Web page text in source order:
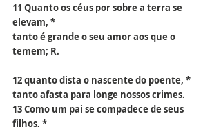
11 Quanto os céus por sobre a terra se
elevam, *
tanto é grande o seu amor aos que o
temem; R.
12 quanto dista o nascente do poente, *
tanto afasta para longe nossos crimes.
13 Como um pai se compadece de seus
filhos, *